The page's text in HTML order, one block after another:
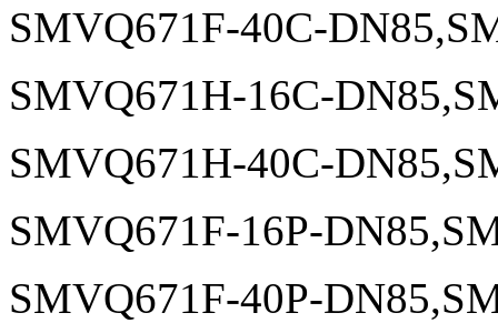
SMVQ671F-40C-
SMVQ671H-16C-
SMVQ671H-40C-
SMVQ671F-16P-
SMVQ671F-40P-